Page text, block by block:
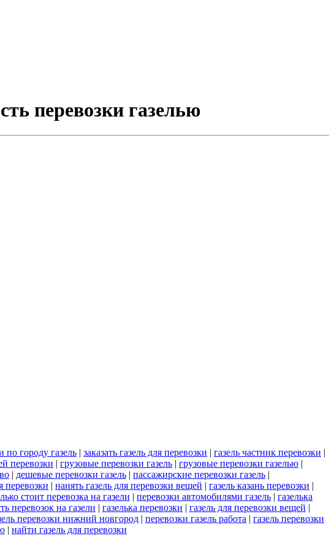
перевозки газелью
по городу газель | заказать газель для перевозки | газель частник перевозки |
перевозки | грузовые перевозки газель | грузовые перевозки газелью |
| дешевые перевозки газель | пассажирские перевозки газель |
перевозки | нанять газель для перевозки вещей | газель казань перевозки |
стоит перевозка на газели | перевозки автомобилями газель | газелька
перевозок на газели | газелька перевозки | газель для перевозки вещей |
перевозки нижний новгород | перевозки газель работа | газель перевозки
| найти газель для перевозки